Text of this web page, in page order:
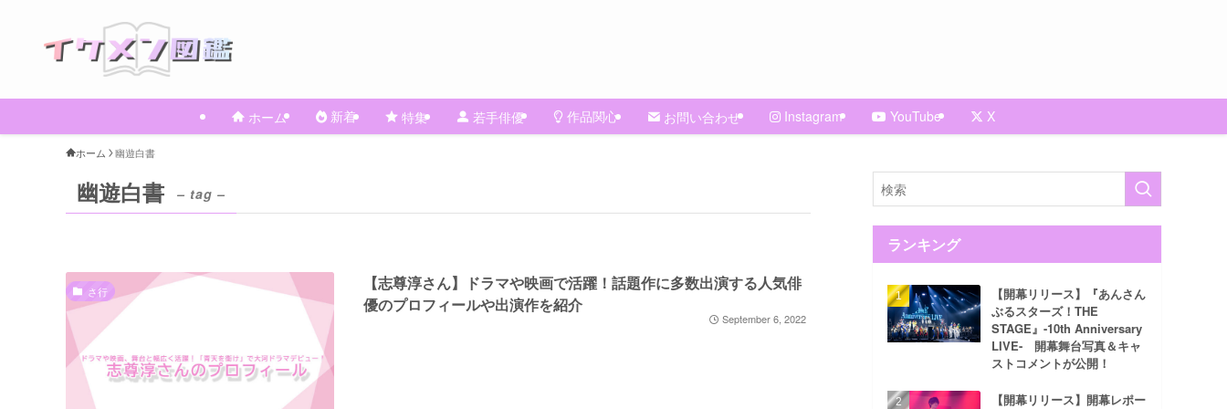
ホーム 新着 特集 若手俳優 作品関心 お問い合わせ Instagram YouTube X
ホーム 幽遊白書
幽遊白書 – tag –
さ行
【志尊淳さん】ドラマや映画で活躍！話題作に多数出演する人気俳
優のプロフィールや出演作を紹介
September 6, 2022
ランキング
【開幕リリース】『あんさん
ぶるスターズ！THE
STAGE』-10th Anniversary
LIVE- 開幕舞台写真＆キャ
ストコメントが公開！
【開幕リリース】開幕レポー